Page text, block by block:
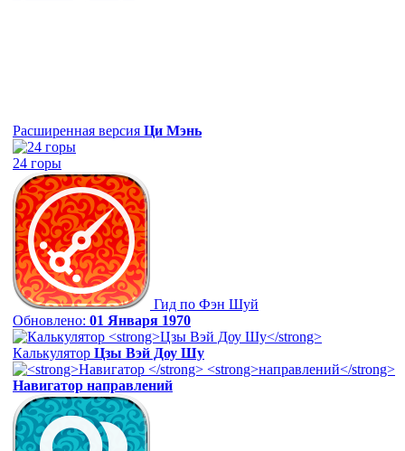
Расширенная версия Ци Мэнь
24 горы
Гид по Фэн Шуй
Обновлено: 01 Января 1970
Калькулятор Цзы Вэй Доу Шу
Навигатор направлений